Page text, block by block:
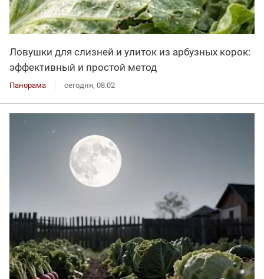
Ловушки для слизней и улиток из арбузных корок:
эффективный и простой метод
Панорама сегодня, 08:02